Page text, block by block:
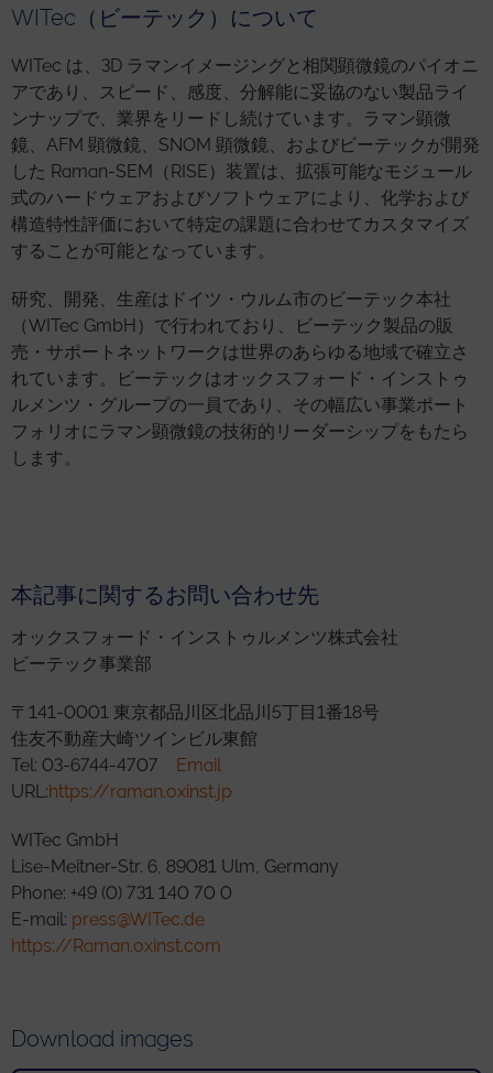
WITec（ビーテック）について
WITec は、3D ラマンイメージングと相関顕微鏡のパイオニ
アであり、スピード、感度、分解能に妥協のない製品ライ
ンナップで、業界をリードし続けています。ラマン顕微
鏡、AFM 顕微鏡、SNOM 顕微鏡、およびビーテックが開発
した Raman-SEM（RISE）装置は、拡張可能なモジュール
式のハードウェアおよびソフトウェアにより、化学および
構造特性評価において特定の課題に合わせてカスタマイズ
することが可能となっています。
研究、開発、生産はドイツ・ウルム市のビーテック本社
（WITec GmbH）で行われており、ビーテック製品の販
売・サポートネットワークは世界のあらゆる地域で確立さ
れています。ビーテックはオックスフォード・インストゥ
ルメンツ・グループの一員であり、その幅広い事業ポート
フォリオにラマン顕微鏡の技術的リーダーシップをもたら
します。
本記事に関するお問い合わせ先
オックスフォード・インストゥルメンツ株式会社
ビーテック事業部
〒141-0001 東京都品川区北品川5丁目1番18号
住友不動産大崎ツインビル東館
Tel: 03-6744-4707 Email
URL:https://raman.oxinst.jp
WITec GmbH
Lise-Meitner-Str. 6, 89081 Ulm, Germany
Phone: +49 (0) 731 140 70 0
E-mail: press@WITec.de
https://Raman.oxinst.com
Download images